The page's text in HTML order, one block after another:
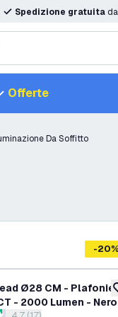
Spedizione gratuita
Offerte
Da Soffitto
-20%
Ø28 CM -
- 2000 Lumen -